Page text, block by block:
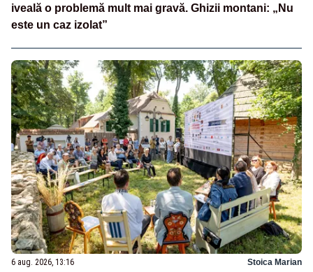
iveală o problemă mult mai gravă. Ghizii montani: „Nu
este un caz izolat”
6 aug. 2026, 13:16 Stoica Marian